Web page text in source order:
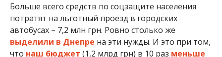
Больше всего средств по соцзащите населения
потратят на льготный проезд в городских
автобусах – 7,2 млн грн. Ровно столько же
выделили в Днепре на эти нужды. И это при том,
что наш бюджет (1,2 млрд грн) в 10 раз меньше